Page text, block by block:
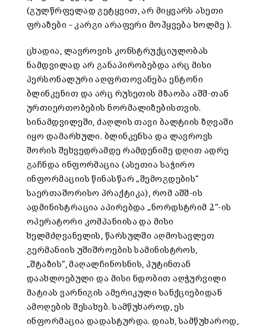
(გულწრფელად გეტყვით, არ მიყვარს ასეთი
ფრაზები – კარგი არაფერი მოჰყვება ხოლმე ).
ცხადია, ლავროვის კონსტრუქციულობას
ნამდვილად არ განაპირობებდა არც მისი
პერსონალური აღფრთოვანება ენტონი
ბლინკენით და არც რუსეთის მზაობა აშშ-თან
ურთიერთობების ნორმალიზებისთვის.
სინამდვილეში, ძაღლის თავი ბალტიის ზღვაში
იყო დამარხული. ბლინკენსა და ლავროვს
შორის შეხვედრამდე რამდენიმე დღით ადრე
გაჩნდა ინფორმაცია (ასეთია საჭირო
ინფორმაციის წინასწარ „შემოგდების“
საერთაშორისო პრაქტიკა), რომ აშშ-ის
ადმინისტრაცია აპირებდა „ნორდსტრიმ 2“-ის
ოპერატორი კომპანიისა და მისი
ხელმძღვანელის, წარსულში აღმოსავლეთ
გერმანიის უშიშროების სამინისტროს,
„შტაზის“, მაღალჩინოსნის, პუტინთან
დაახლოებული და მისი ნდობით აღჭურვილი
მატიას ვარნიგის ამერიკული სანქციებიდან
ამოღების შესახებ. სამწუხაროდ, ეს
ინფორმაცია დადასტურდა. დიახ, სამწუხაროდ,